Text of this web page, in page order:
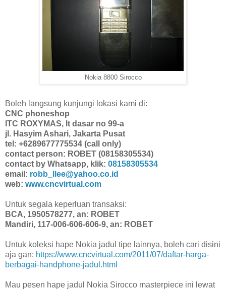
Nokia 8800 Sirocco
Boleh langsung kunjungi lokasi kami di:
CNC phoneshop
ITC ROXYMAS, lt dasar no 99-a
jl. Hasyim Ashari, Jakarta Pusat
tel: +6289677775534 (call only)
contact person: ROBET (08158305534)
contact by Whatsapp, klik: 08158305534
email: robb_llee@yahoo.co.id
web: www.cncvirtual.com
Untuk segala keperluan transaksi:
BCA, 1950578277, an: ROBET
Mandiri, 117-006-606-606-9, an: ROBET
Untuk koleksi hape Nokia jadul tipe lainnya, boleh cari disini
aja gan: https://www.cncvirtual.com/2011/07/daftar-harga-
berbagai-handphone-jadul.html
Mau pesen hape jadul Nokia Sirocco masterpiece ini lewat